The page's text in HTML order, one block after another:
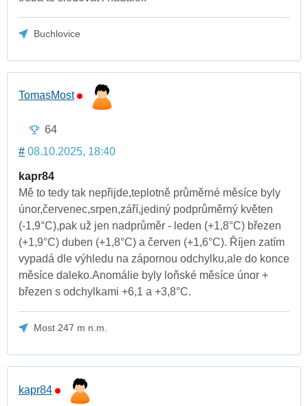
Buchlovice
TomasMost
64
# 08.10.2025, 18:40
kapr84
Mě to tedy tak nepřijde,teplotně průměrné měsíce byly
únor,červenec,srpen,září,jediný podprůměrný květen
(-1,9°C),pak už jen nadprůměr - leden (+1,8°C) březen
(+1,9°C) duben (+1,8°C) a červen (+1,6°C). Říjen zatím
vypadá dle výhledu na zápornou odchylku,ale do konce
měsíce daleko.Anomálie byly loňské měsíce únor +
březen s odchylkami +6,1 a +3,8°C.
Most 247 m n.m.
kapr84